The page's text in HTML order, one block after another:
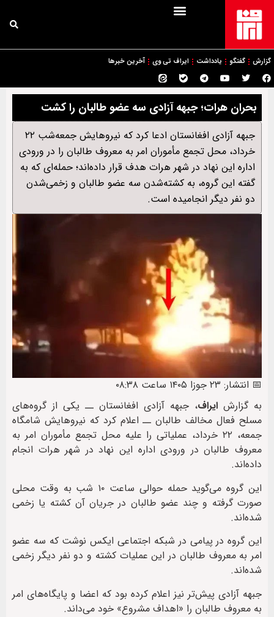
گزارش گفتگو یادداشت ایراف تی وی آخرین خبرها
بحران هرات؛ جبهه آزادی سه عضو طالبان را کشت
جبهه آزادی افغانستان ادعا کرد که نیروهایش جمعه‌شب ۲۲
خرداد، محل تجمع مأموران امر به معروف طالبان را در ورودی
اداره این نهاد در شهر هرات هدف قرار داده‌اند؛ حمله‌ای که به
گفته این گروه، به کشته‌شدن سه عضو طالبان و زخمی‌شدن
دو نفر دیگر انجامیده است.
📅 انتشار: ۲۳ جوزا ۱۴۰۵ ساعت ۰۸:۳۸
به گزارش ایراف، جبهه آزادی افغانستان ــ یکی از گروه‌های
مسلح فعال مخالف طالبان ــ اعلام کرد که نیروهایش شامگاه
جمعه، ۲۲ خرداد، عملیاتی را علیه محل تجمع مأموران امر به
معروف طالبان در ورودی اداره این نهاد در شهر هرات انجام
داده‌اند.
این گروه می‌گوید حمله حوالی ساعت ۱۰ شب به وقت محلی
صورت گرفته و چند عضو طالبان در جریان آن کشته یا زخمی
شده‌اند.
این گروه در پیامی در شبکه اجتماعی ایکس نوشت که سه عضو
امر به معروف طالبان در این عملیات کشته و دو نفر دیگر زخمی
شده‌اند.
جبهه آزادی پیش‌تر نیز اعلام کرده بود که اعضا و پایگاه‌های امر
به معروف طالبان را «اهداف مشروع» خود می‌داند.